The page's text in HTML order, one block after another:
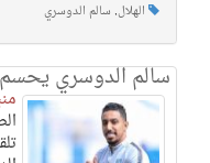
الهلال, سالم الدوسري
سالم الدوسري يحسم